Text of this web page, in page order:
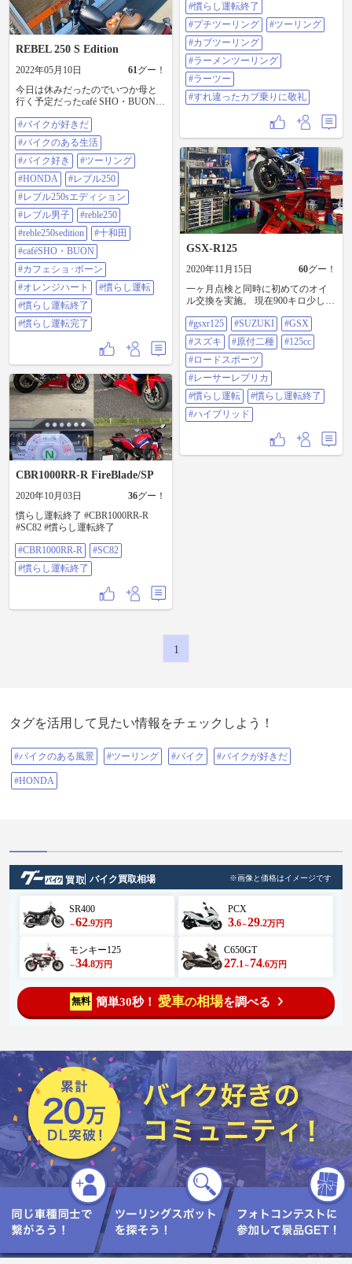
#慣らし運転終了
#プチツーリング
#ツーリング
#カブツーリング
#ラーメンツーリング
#ラーツー
#すれ違ったカブ乗りに敬礼
REBEL 250 S Edition
2022年05月10日 61グー！
今日は休みだったのでいつか母と
行く予定だったcafé SHO・BUONの
したが…… 今日は臨時？休みだそ
うで店主さんはいらっしゃいまし
たがバーガーは食べれませんでし
た (´･ω･`)ｼｮﾎﾞｰﾝ 何やら撮影を邪魔
してしまったのに嫌な顔ひとつせ
ず謝ってくださいました👨🤳🏍👩
ちゃんとインスタ確認してから行
くべきだったm(_ _)m また今度の楽
しみにします(っ ॑꒳ ॑c)ﾜｸﾜｸ なので昼
は帰り道にあるオレンジハートで
済ませました🏪 🏍🍔☕️🍩 バイクの
上でバクバク食べてたら頭のすぐ
上を雀が！⌒(ё)⌒ 目の前に雀の巣
がありました🤞 まだ巣が完成して
なかったので今度来た時は丁度小
鳥が観られるかも！((o(｡>ω<｡)o))
楽しみがもうひとつ増えました(
＾ω＾) …って青森に帰ったら慣ら
ツーリング #HONDA #レブル250 #
レブル250sエディション #レブル男
子 #reble250 #reble250sedition #十和
田 #caféSHO・BUON #カフェショ･
ボーン #オレンジハート #慣らし運
転 #慣らし運転終了 #慣らし運転完
了
#バイクが好きだ
#バイクのある生活
#バイク好き
#ツーリング
#HONDA
#レブル250
#レブル250sエディション
#レブル男子
#reble250
#reble250sedition
#十和田
#caféSHO・BUON
#カフェショ･ボーン
#オレンジハート
#慣らし運転
#慣らし運転終了
#慣らし運転完了
GSX-R125
2020年11月15日 60グー！
一ヶ月点検と同時に初めてのオイ
ル交換を実施。 現在900キロ少し手
了😆🙌 #gsxr125 #suzuki #gsx #スズ
キ #原付二種 #125cc #ロードスポー
ツ #レーサーレプリカ #慣らし運転
#慣らし運転終了 #ハイブリッド
#gsxr125 #SUZUKI
#GSX
#スズキ
#原付二種
#125cc
#ロードスポーツ
#レーサーレプリカ
#慣らし運転
#慣らし運転終了
#ハイブリッド
CBR1000RR-R FireBlade/SP
2020年10月03日 36グー！
慣らし運転終了 #CBR1000RR-R
#SC82 #慣らし運転終了
#CBR1000RR-R
#SC82
#慣らし運転終了
1
タグを活用して見たい情報をチェックしよう！
#バイクのある風景 #ツーリング #バイク #バイクが好きだ
#HONDA
バイク買取相場 ※画像と価格はイメージです
SR400
～62.9万円
PCX
3.6～29.2万円
モンキー125
～34.8万円
C650GT
27.1 ～ 74.6万円
無料 簡単30秒！ 愛車の相場を調べる